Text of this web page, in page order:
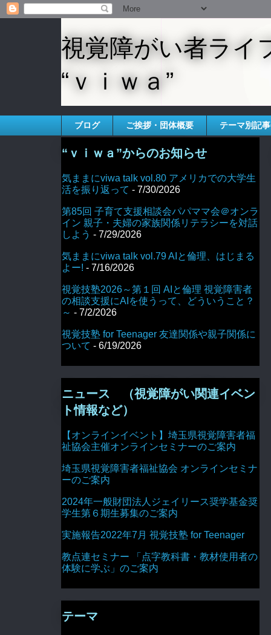
視覚障がい者ライ
“ｖｉｗａ”
ブログ ご挨拶・団体概要 テーマ別記
“ｖｉｗａ”からのお知らせ
気ままにviwa talk vol.80 アメリカでの大学生
活を振り返って - 7/30/2026
第85回 子育て支援相談会パパママ会＠オンラ
イン 親子・夫婦の家族関係リテラシーを対話
しよう - 7/29/2026
気ままにviwa talk vol.79 AIと倫理、はじまる
よー! - 7/16/2026
視覚技塾2026～第１回 AIと倫理 視覚障害者
の相談支援にAIを使うって、どういうこと？
～ - 7/2/2026
視覚技塾 for Teenager 友達関係や親子関係に
ついて - 6/19/2026
ニュース （視覚障がい関連イベン
ト情報など）
【オンラインイベント】埼玉県視覚障害者福
祉協会主催オンラインセミナーのご案内
埼玉県視覚障害者福祉協会 オンラインセミナ
ーのご案内
2024年一般財団法人ジェイリース奨学基金奨
学生第６期生募集のご案内
実施報告2022年7月 視覚技塾 for Teenager
教点連セミナー 「点字教科書・教材使用者の
体験に学ぶ」のご案内
テーマ